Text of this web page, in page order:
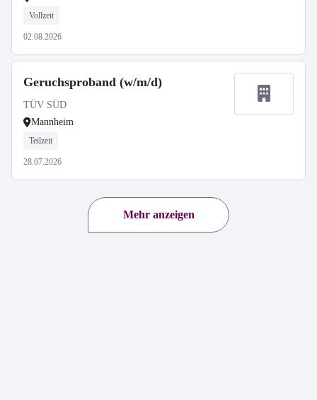
Vollzeit
02.08.2026
Geruchsproband (w/m/d)
TÜV SÜD
Mannheim
Teilzeit
28.07.2026
Mehr anzeigen